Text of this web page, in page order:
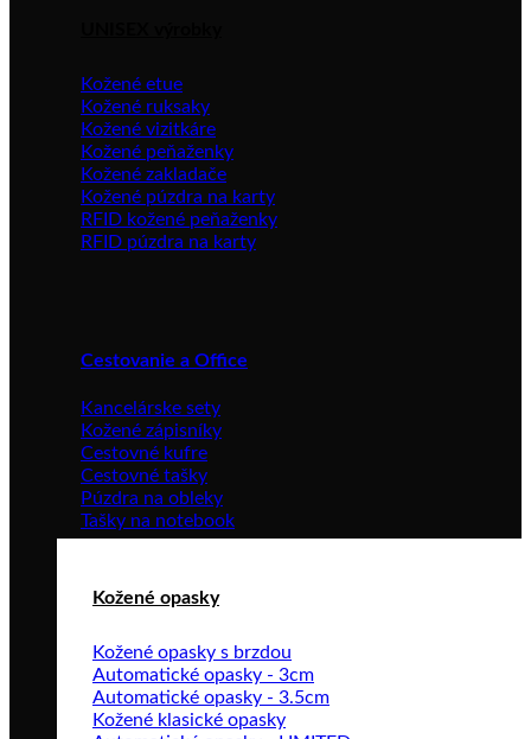
Kožené etue
Kožené ruksaky
Kožené vizitkáre
Kožené peňaženky
Kožené zakladače
Kožené púzdra na karty
RFID kožené peňaženky
RFID púzdra na karty
Cestovanie a Office
Kancelárske sety
Kožené zápisníky
Cestovné kufre
Cestovné tašky
Púzdra na obleky
Tašky na notebook
Kožené opasky
Kožené opasky s brzdou
Automatické opasky - 3cm
Automatické opasky - 3.5cm
Kožené klasické opasky